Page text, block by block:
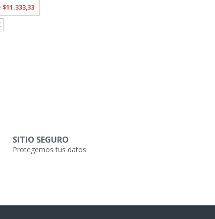
$11.333,33
SITIO SEGURO
Protegemos tus datos